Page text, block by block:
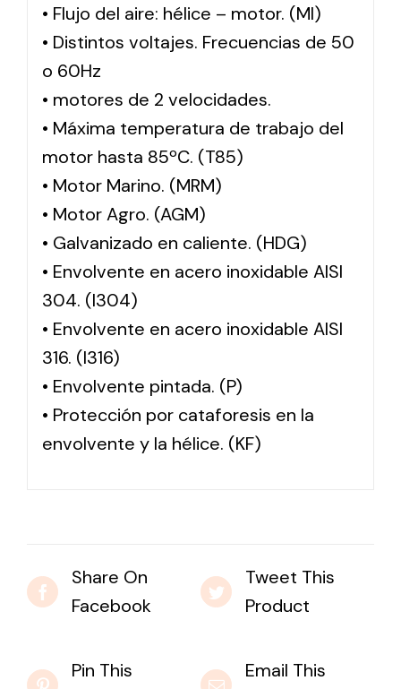
• Flujo del aire: hélice – motor. (MI)
• Distintos voltajes. Frecuencias de 50
o 60Hz
• motores de 2 velocidades.
• Máxima temperatura de trabajo del
motor hasta 85ºC. (T85)
• Motor Marino. (MRM)
• Motor Agro. (AGM)
• Galvanizado en caliente. (HDG)
• Envolvente en acero inoxidable AISI
304. (I304)
• Envolvente en acero inoxidable AISI
316. (I316)
• Envolvente pintada. (P)
• Protección por cataforesis en la
envolvente y la hélice. (KF)
Share On
Facebook
Tweet This
Product
Pin This
Email This